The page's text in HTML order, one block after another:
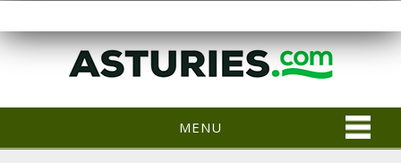
MENU